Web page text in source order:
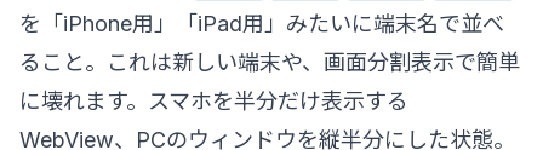
を「iPhone用」「iPad用」みたいに端末名で並べ
ること。これは新しい端末や、画面分割表示で簡単
に壊れます。スマホを半分だけ表示する
WebView、PCのウィンドウを縦半分にした状態。